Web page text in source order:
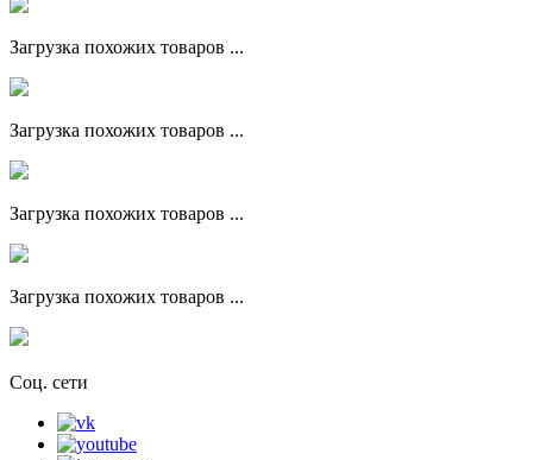
Загрузка похожих товаров ...
Загрузка похожих товаров ...
Загрузка похожих товаров ...
Загрузка похожих товаров ...
Соц. сети